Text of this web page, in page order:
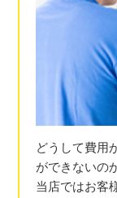
どうして費用
ができないの
当店ではお客